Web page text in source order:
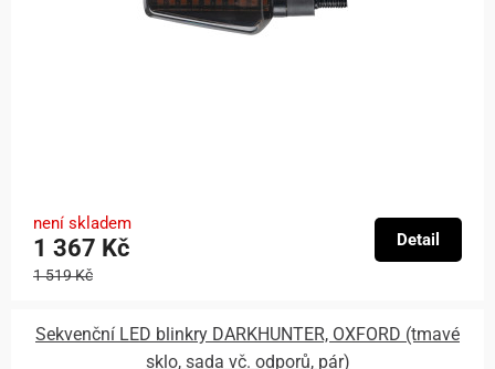
není skladem
1 367 Kč
1 519 Kč
Detail
Sekvenční LED blinkry DARKHUNTER, OXFORD (tmavé
sklo, sada vč. odporů, pár)